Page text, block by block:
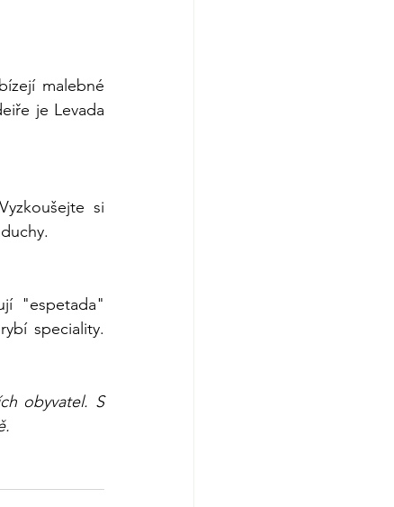
malebné
je Levada
si
"espetada"
speciality.
obyvatel. S